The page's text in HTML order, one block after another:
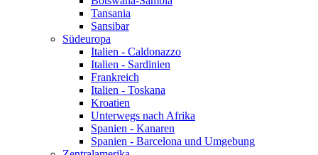
Tansania
Sansibar
Südeuropa
Italien - Caldonazzo
Italien - Sardinien
Frankreich
Italien - Toskana
Kroatien
Unterwegs nach Afrika
Spanien - Kanaren
Spanien - Barcelona und Umgebung